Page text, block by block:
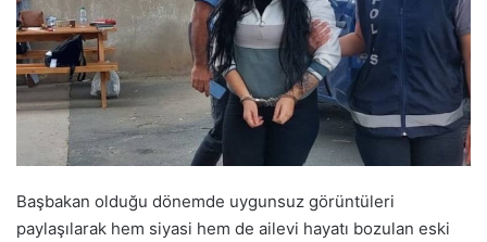
Başbakan olduğu dönemde uygunsuz görüntüleri
paylaşılarak hem siyasi hem de ailevi hayatı bozulan eski